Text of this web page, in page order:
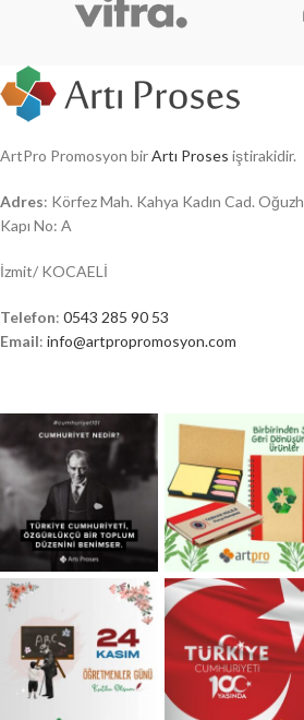
ArtPro Promosyon birArtı Proses iştirakidir.
Adres: Körfez Mah. Kahya Kadın Cad.
Kapı No: A
İzmit/ KOCAELİ
Telefon: 0543 285 90 53
Email: info@artpropromosyon.com